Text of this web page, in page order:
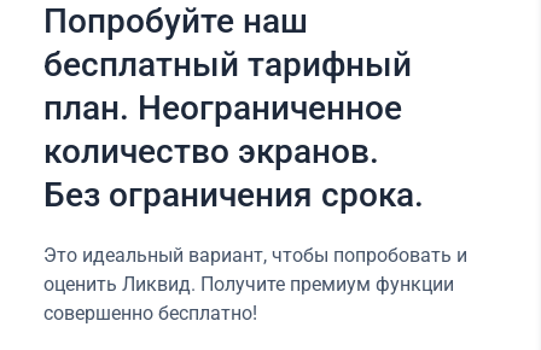
Попробуйте наш
бесплатный тарифный
план. Неограниченное
количество экранов.
Без ограничения срока.
Это идеальный вариант, чтобы попробовать и
оценить Ликвид. Получите премиум функции
совершенно бесплатно!